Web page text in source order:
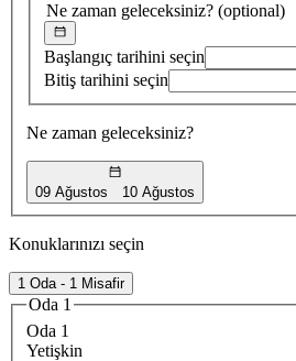
Ne zaman geleceksiniz? (optional)
Başlangıç tarihini seçin
Bitiş tarihini seçin
Ne zaman geleceksiniz?
09 Ağustos 10 Ağustos
Konuklarınızı seçin
1 Oda - 1 Misafir
Oda 1
Oda 1
Yetişkin